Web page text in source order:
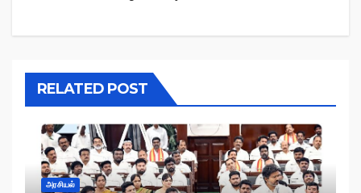
RELATED POST
அரசியல்